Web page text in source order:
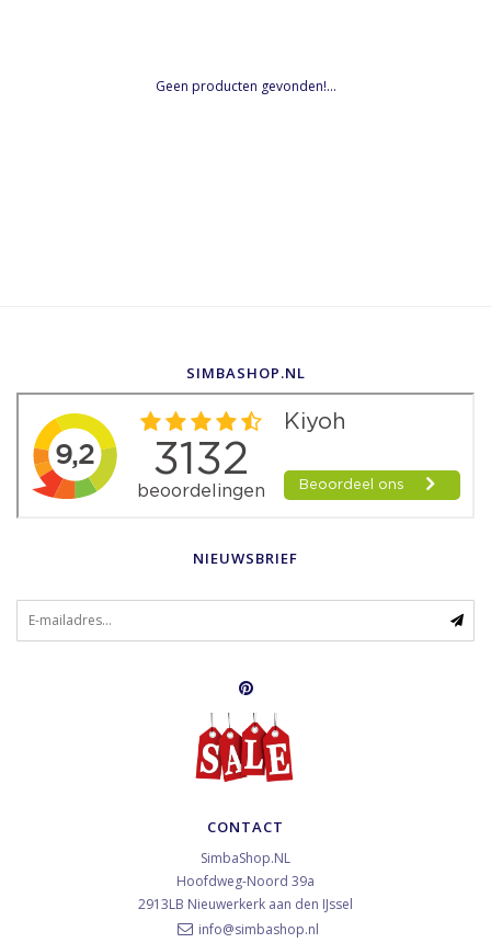
Geen producten gevonden!...
SIMBASHOP.NL
NIEUWSBRIEF
CONTACT
SimbaShop.NL
Hoofdweg-Noord 39a
2913LB Nieuwerkerk aan den IJssel
info@simbashop.nl